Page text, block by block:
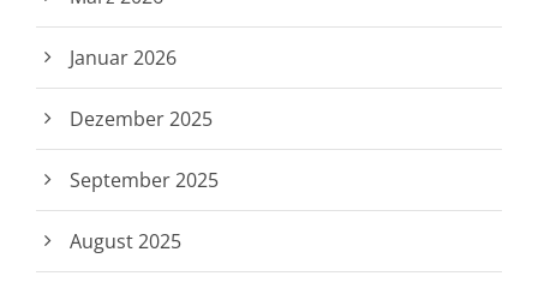
Januar 2026
Dezember 2025
September 2025
August 2025